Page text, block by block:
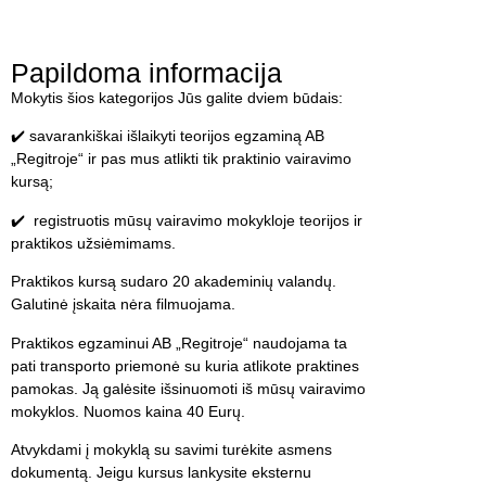
Papildoma informacija
Mokytis šios kategorijos Jūs galite dviem būdais:
✔️ savarankiškai išlaikyti teorijos egzaminą AB
„Regitroje“ ir pas mus atlikti tik praktinio vairavimo
kursą;
✔️ registruotis mūsų vairavimo mokykloje teorijos ir
praktikos užsiėmimams.
Praktikos kursą sudaro 20 akademinių valandų.
Galutinė įskaita nėra filmuojama.
Praktikos egzaminui AB „Regitroje“ naudojama ta
pati transporto priemonė su kuria atlikote praktines
pamokas. Ją galėsite išsinuomoti iš mūsų vairavimo
mokyklos. Nuomos kaina 40 Eurų.
Atvykdami į mokyklą su savimi turėkite asmens
dokumentą. Jeigu kursus lankysite eksternu